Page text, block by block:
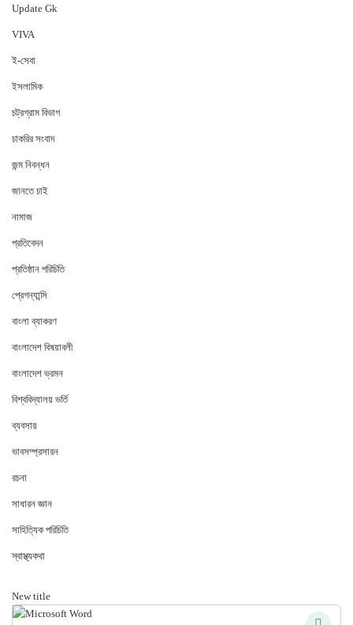
Update Gk
VIVA
ই-সেবা
ইসলামিক
চট্রগ্রাম বিভাগ
চাকরির সংবাদ
জন্ম নিবন্ধন
জানতে চাই
নামাজ
প্রতিবেদন
প্রতিষ্ঠান পরিচিতি
প্রেগন্যান্সি
বাংলা ব্যাকরণ
বাংলাদেশ বিষয়াবলী
বাংলাদেশ ভ্রমন
বিশ্ববিদ্যালয় ভর্তি
ব্যবসায়
ভাবসম্প্রসারন
রচনা
সাধারন জ্ঞান
সাহিত্যিক পরিচিতি
স্বাস্থ্যকথা
New title